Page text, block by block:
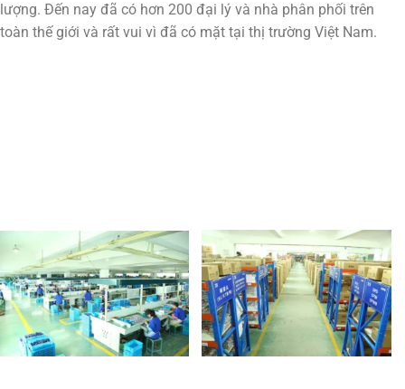
lượng. Đến nay đã có hơn 200 đại lý và nhà phân phối trên
toàn thế giới và rất vui vì đã có mặt tại thị trường Việt Nam.